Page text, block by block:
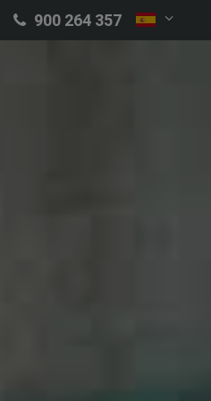
900 264 357